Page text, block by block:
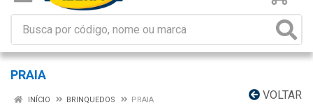
PRAIA
VOLTAR
INÍCIO BRINQUEDOS PRAIA